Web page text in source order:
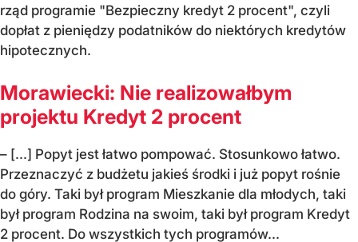
rząd programie "Bezpieczny kredyt 2 procent", czyli
dopłat z pieniędzy podatników do niektórych kredytów
hipotecznych.
Morawiecki: Nie realizowałbym
projektu Kredyt 2 procent
– [...] Popyt jest łatwo pompować. Stosunkowo łatwo.
Przeznaczyć z budżetu jakieś środki i już popyt rośnie
do góry. Taki był program Mieszkanie dla młodych, taki
był program Rodzina na swoim, taki był program Kredyt
2 procent. Do wszystkich tych programów...